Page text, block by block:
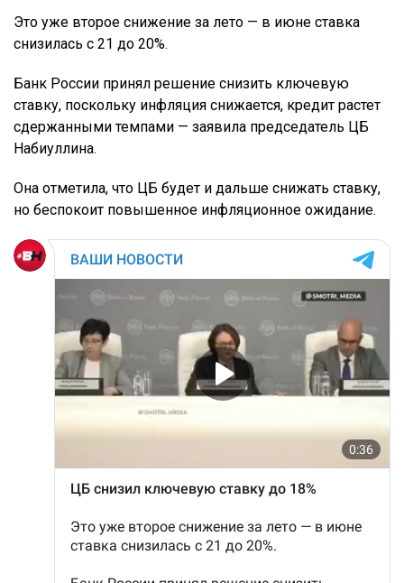
Это уже второе снижение за лето — в июне ставка
снизилась с 21 до 20%.
Банк России принял решение снизить ключевую
ставку, поскольку инфляция снижается, кредит растет
сдержанными темпами — заявила председатель ЦБ
Набиуллина.
Она отметила, что ЦБ будет и дальше снижать ставку,
но беспокоит повышенное инфляционное ожидание.